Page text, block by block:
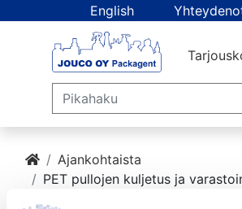
English
Ajankohtaista
PET pullojen kuljetus ja